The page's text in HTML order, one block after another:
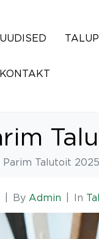
UUDISED
KONTAKT
Parim Talutoit
By Admin In